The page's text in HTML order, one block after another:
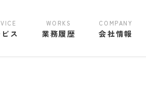
ス 業務履歴 会社情報